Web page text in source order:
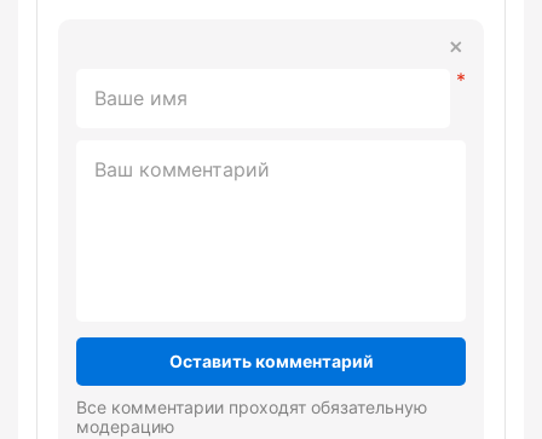
Оставить комментарий
Все комментарии проходят обязательную
модерацию